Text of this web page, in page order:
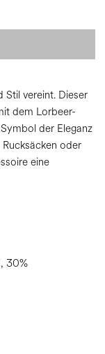
Stil vereint. Dieser
dem Lorbeer-
der Eleganz
oder
eine
30%